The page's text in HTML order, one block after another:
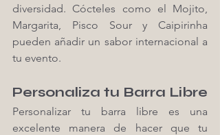
diversidad. Cócteles como el Mojito,
Margarita, Pisco Sour y Caipirinha
pueden añadir un sabor internacional a
tu evento.
Personaliza tu Barra Libre
Personalizar tu barra libre es una
excelente manera de hacer que tu